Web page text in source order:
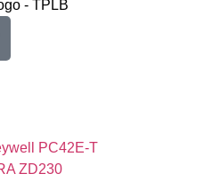
PC42E-T
ZD230